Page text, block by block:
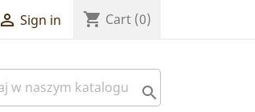
 Sign in shopping_cart Cart (0)
